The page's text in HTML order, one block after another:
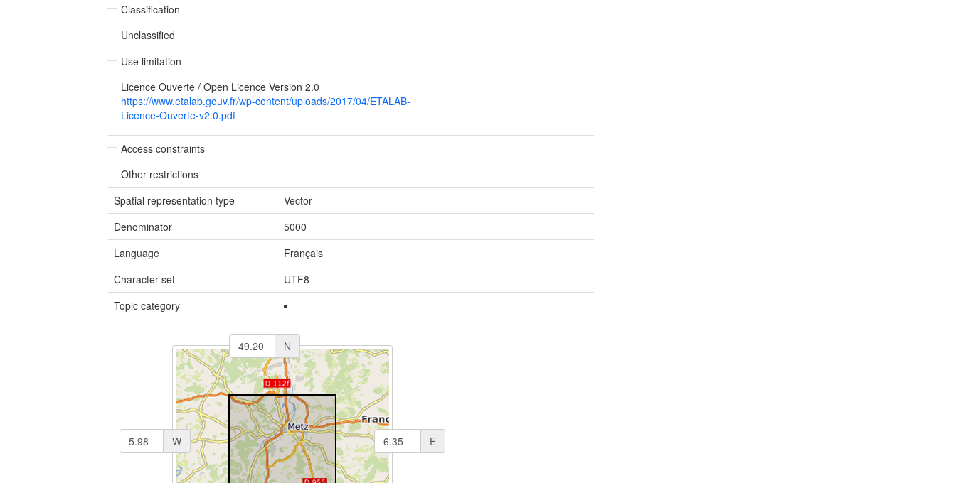
Classification
Unclassified
Use limitation
Licence Ouverte / Open Licence Version 2.0
https://www.etalab.gouv.fr/wp-content/uploads/2017/04/ETALAB-
Licence-Ouverte-v2.0.pdf
Access constraints
Other restrictions
Spatial representation type
Vector
Denominator
5000
Language
Français
Character set
UTF8
Topic category
N
E
W